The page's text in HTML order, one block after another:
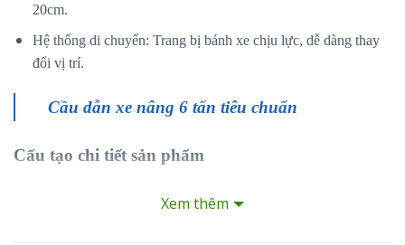
20cm.
Hệ thống di chuyển: Trang bị bánh xe chịu lực, dễ dàng thay
đổi vị trí.
Cầu dẫn xe nâng 6 tấn tiêu chuẩn
Cấu tạo chi tiết sản phẩm
chống trượt hiệu quả
Xem thêm